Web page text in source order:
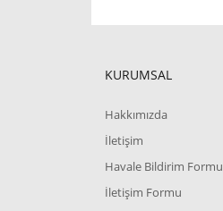
KURUMSAL
Hakkımızda
İletişim
Havale Bildirim Formu
İletişim Formu